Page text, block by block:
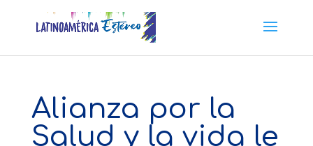
Alianza por la
Salud y la vida le